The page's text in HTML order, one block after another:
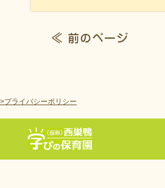
>プライバシーポリシー